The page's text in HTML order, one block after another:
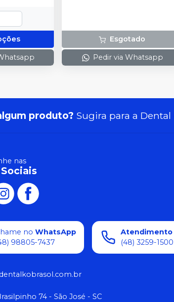
Esgotado
Pedir via Whatsapp
produto? Sugira para a Dental
nas
no WhatsApp
98805-7437
Atendimento
(48) 3259-1500
74 - São José - SC